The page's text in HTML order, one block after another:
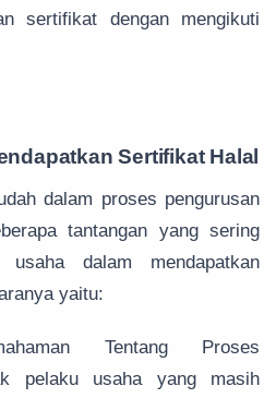
sertifikat dengan mengikuti
Sertifikat Halal
dalam proses pengurusan
tantangan yang sering
dalam mendapatkan
yaitu:
Tentang Proses
pelaku usaha yang masih